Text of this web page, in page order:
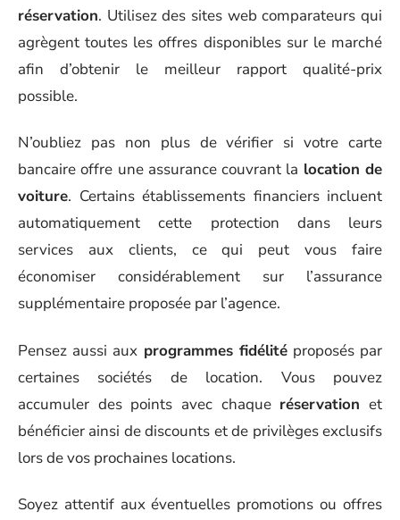
réservation. Utilisez des sites web comparateurs qui
agrègent toutes les offres disponibles sur le marché
afin d’obtenir le meilleur rapport qualité-prix
possible.
N’oubliez pas non plus de vérifier si votre carte
bancaire offre une assurance couvrant la location de
voiture. Certains établissements financiers incluent
automatiquement cette protection dans leurs
services aux clients, ce qui peut vous faire
économiser considérablement sur l’assurance
supplémentaire proposée par l’agence.
Pensez aussi aux programmes fidélitéproposés par
certaines sociétés de location. Vous pouvez
accumuler des points avec chaque réservation et
bénéficier ainsi de discounts et de privilèges exclusifs
lors de vos prochaines locations.
Soyez attentif aux éventuelles promotions ou offres